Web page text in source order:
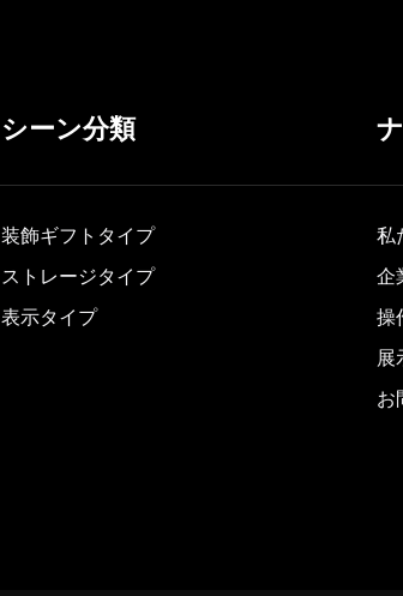
シーン分類
装飾ギフトタイプ
ストレージタイプ
表示タイプ
私
企
操
展
お